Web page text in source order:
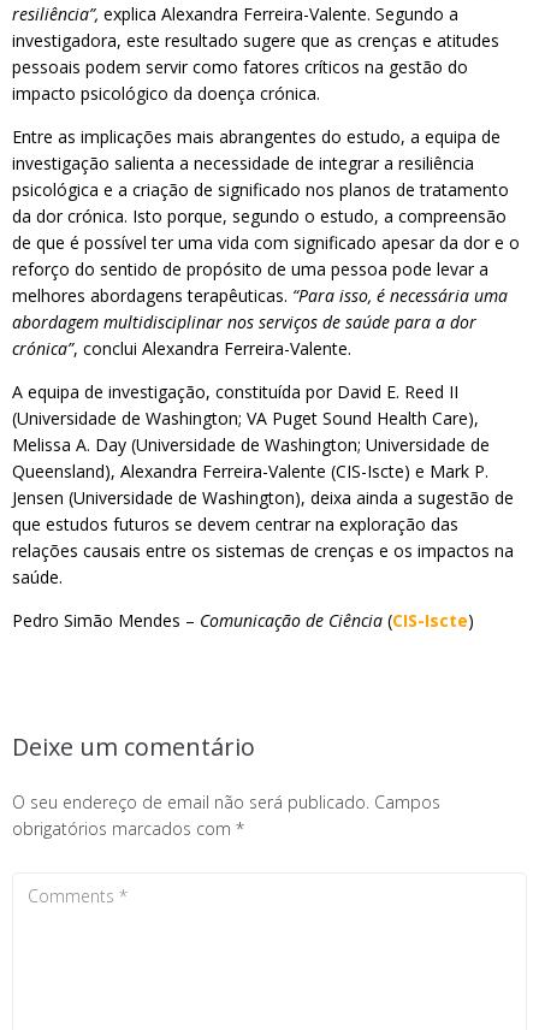
resiliência”, explica Alexandra Ferreira-Valente. Segundo a
investigadora, este resultado sugere que as crenças e atitudes
pessoais podem servir como fatores críticos na gestão do
impacto psicológico da doença crónica.
Entre as implicações mais abrangentes do estudo, a equipa de
investigação salienta a necessidade de integrar a resiliência
psicológica e a criação de significado nos planos de tratamento
da dor crónica. Isto porque, segundo o estudo, a compreensão
de que é possível ter uma vida com significado apesar da dor e o
reforço do sentido de propósito de uma pessoa pode levar a
melhores abordagens terapêuticas. “Para isso, é necessária uma
abordagem multidisciplinar nos serviços de saúde para a dor
crónica”, conclui Alexandra Ferreira-Valente.
A equipa de investigação, constituída por David E. Reed II
(Universidade de Washington; VA Puget Sound Health Care),
Melissa A. Day (Universidade de Washington; Universidade de
Queensland), Alexandra Ferreira-Valente (CIS-Iscte) e Mark P.
Jensen (Universidade de Washington), deixa ainda a sugestão de
que estudos futuros se devem centrar na exploração das
relações causais entre os sistemas de crenças e os impactos na
saúde.
Pedro Simão Mendes – Comunicação de Ciência (CIS-Iscte)
Deixe um comentário
O seu endereço de email não será publicado. Campos
obrigatórios marcados com *